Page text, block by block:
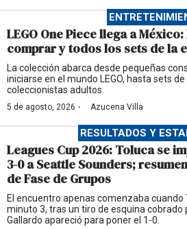
LEGO One Piece llega a
comprar y todos los sets de la
La colección abarca desde pequeñas
iniciarse en el mundo LEGO, hasta sets
coleccionistas adultos.
5 de agosto, 2026 · Azucena Villa
RESULTADOS Y
Leagues Cup 2026: Toluca se
3-0 a Seattle Sounders;
de Fase de Grupos
El encuentro apenas comenzaba cuando
minuto 3, tras un tiro de esquina cobrado
Gallardo apareció para poner el 1-0.